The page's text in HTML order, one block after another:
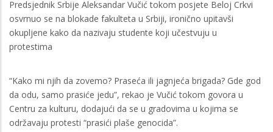
Predsjednik Srbije Aleksandar Vučić tokom posjete Beloj Crkvi
osvrnuo se na blokade fakulteta u Srbiji, ironično upitavši
okupljene kako da nazivaju studente koji učestvuju u
protestima
“Kako mi njih da zovemo? Praseća ili jagnjeća brigada? Gde god
da odu, samo prasiće jedu”, rekao je Vučić tokom govora u
Centru za kulturu, dodajući da se u gradovima u kojima se
održavaju protesti “prasići plaše genocida”.